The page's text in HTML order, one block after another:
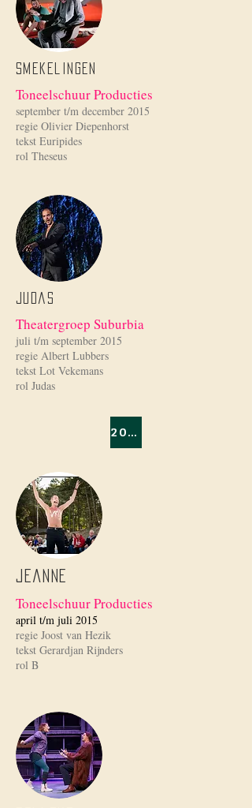
Smekelingen
Toneelschuur Producties
september t/m december 2015
regie Olivier Diepenhorst
tekst Euripides
rol Theseus
Judas
Theatergroep Suburbia
juli t/m september 2015
regie Albert Lubbers
tekst Lot Vekemans
rol Judas
2014/2015
Jeanne
Toneelschuur Producties
april t/m juli 2015
regie Joost van Hezik
tekst Gerardjan Rijnders
rol B